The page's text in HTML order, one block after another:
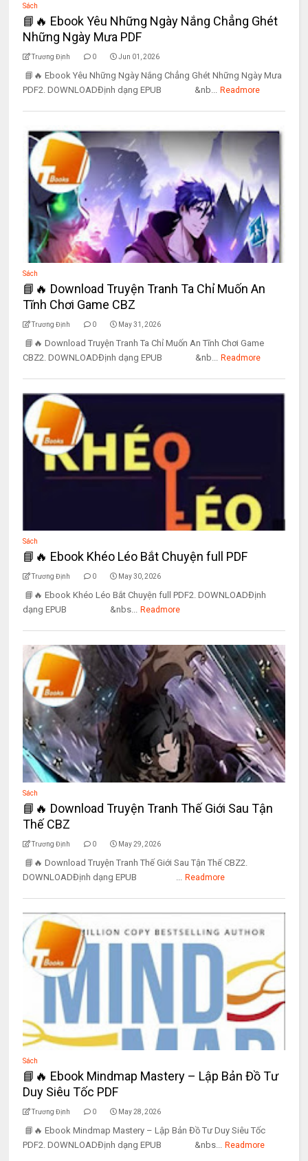
Sách
📘🔥 Ebook Yêu Những Ngày Nắng Chẳng Ghét
Những Ngày Mưa PDF
Trương Định 0 Jun 01, 2026
📘🔥 Ebook Yêu Những Ngày Nắng Chẳng Ghét Những Ngày Mưa
PDF2. DOWNLOADĐịnh dạng EPUB &nb... Readmore
Sách
📘🔥 Download Truyện Tranh Ta Chỉ Muốn An
Tĩnh Chơi Game CBZ
Trương Định 0 May 31, 2026
📘🔥 Download Truyện Tranh Ta Chỉ Muốn An Tĩnh Chơi Game
CBZ2. DOWNLOADĐịnh dạng EPUB &nb... Readmore
Sách
📘🔥 Ebook Khéo Léo Bắt Chuyện full PDF
Trương Định 0 May 30, 2026
📘🔥 Ebook Khéo Léo Bắt Chuyện full PDF2. DOWNLOADĐịnh
dạng EPUB &nbs... Readmore
Sách
📘🔥 Download Truyện Tranh Thế Giới Sau Tận
Thế CBZ
Trương Định 0 May 29, 2026
📘🔥 Download Truyện Tranh Thế Giới Sau Tận Thế CBZ2.
DOWNLOADĐịnh dạng EPUB ... Readmore
Sách
📘🔥 Ebook Mindmap Mastery – Lập Bản Đồ Tư
Duy Siêu Tốc PDF
Trương Định 0 May 28, 2026
📘🔥 Ebook Mindmap Mastery – Lập Bản Đồ Tư Duy Siêu Tốc
PDF2. DOWNLOADĐịnh dạng EPUB &nbs... Readmore